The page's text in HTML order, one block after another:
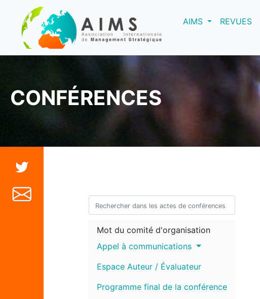
AIMS(current)REVUES
CONFÉRENCES
Mot du comité d'organisation
Appel à communications
Espace Auteur / Évaluateur
Programme final de la conférence